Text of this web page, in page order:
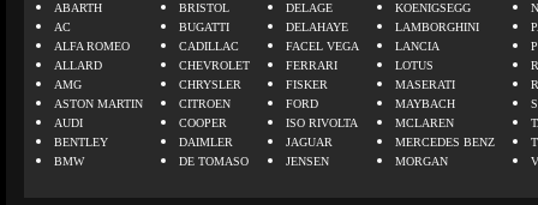
ABARTH
AC
ALFA ROMEO
ALLARD
AMG
ASTON MARTIN
AUDI
BENTLEY
BMW
BRISTOL
BUGATTI
CADILLAC
CHEVROLET
CHRYSLER
CITROEN
COOPER
DAIMLER
DE TOMASO
DELAGE
DELAHAYE
FACEL VEGA
FERRARI
FISKER
FORD
ISO RIVOLTA
JAGUAR
JENSEN
KOENIGSEGG
LAMBORGHINI
LANCIA
LOTUS
MASERATI
MAYBACH
MCLAREN
MERCEDES BENZ
MORGAN